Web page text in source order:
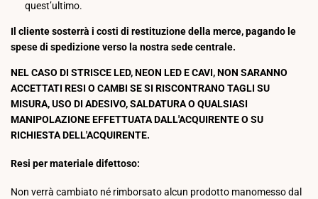
quest’ultimo.
Il cliente sosterrà i costi di restituzione della merce, pagando le
spese di spedizione verso la nostra sede centrale.
NEL CASO DI STRISCE LED, NEON LED E CAVI, NON SARANNO
ACCETTATI RESI O CAMBI SE SI RISCONTRANO TAGLI SU
MISURA, USO DI ADESIVO, SALDATURA O QUALSIASI
MANIPOLAZIONE EFFETTUATA DALL'ACQUIRENTE O SU
RICHIESTA DELL'ACQUIRENTE.
Resi per materiale difettoso:
Non verrà cambiato né rimborsato alcun prodotto manomesso dal